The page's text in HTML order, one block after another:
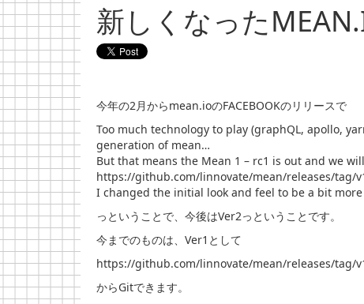
新しくなった
今年の2月からmean.ioのFACEBOOKのリリースで
Too much technology to play (graphQL, apollo,
generation of mean…
But that means the Mean 1 – rc1 is out and we
https://github.com/linnovate/mean/releases/tag/
I changed the initial look and feel to be a bit
っということで、今後はVer2っということです。
今までのものは、Ver1として
https://github.com/linnovate/mean/releases/tag/
からGitできます。